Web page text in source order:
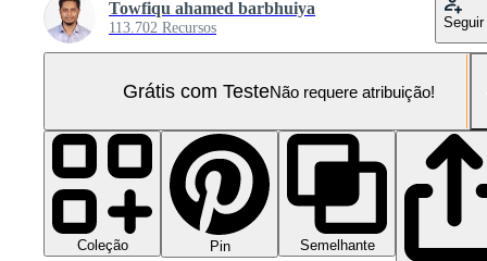
Towfiqu ahamed barbhuiya
113.702 Recursos Seguir
Grátis com TesteNão requere atribuição!
Coleção Pin
Semelhante